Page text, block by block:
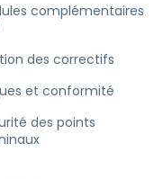
complémentaires
des correctifs
et conformité
des points